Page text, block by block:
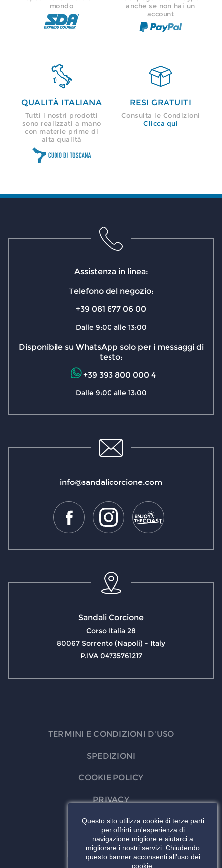
mondo
anche se non hai un
account

QUALITÀ ITALIANA
Tutti i nostri prodotti
sono realizzati a mano
con materie prime di
alta qualità

RESI GRATUITI
Consulta le Condizioni
Clicca qui
Sandali Corcione
Corso Italia 28
80067 Sorrento (Napoli) - Italy
P.IVA 04735761217
info@sandalicorcione.com
Assistenza in linea:
Telefono del negozio:
+39 081 877 06 00
Dalle 9:00 alle 13:00
Disponibile su WhatsApp solo per i messaggi di
testo:
+39 393 800 000 4
Dalle 9:00 alle 13:00
TERMINI E CONDIZIONI D'USO
SPEDIZIONI
COOKIE POLICY
PRIVACY
Questo sito utilizza cookie di terze parti
per offrirti un'esperienza di
navigazione migliore e aiutarci a
migliorare i nostri servizi. Chiudendo
questo banner acconsenti all'uso dei
cookie.